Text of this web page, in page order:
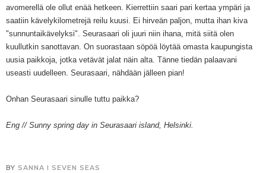
avomerellä ole ollut enää hetkeen. Kierrettiin saari pari kertaa ympäri ja
saatiin kävelykilometrejä reilu kuusi. Ei hirveän paljon, mutta ihan kiva
"sunnuntaikävelyksi". Seurasaari oli juuri niin ihana, mitä siitä olen
kuullutkin sanottavan. On suorastaan söpöä löytää omasta kaupungista
uusia paikkoja, jotka vetävät jalat näin alta. Tänne tiedän palaavani
useasti uudelleen. Seurasaari, nähdään jälleen pian!
Onhan Seurasaari sinulle tuttu paikka?
Eng // Sunny spring day in Seurasaari island, Helsinki.
BY SANNA I SEVEN SEAS